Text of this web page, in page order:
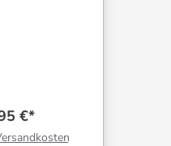
€*